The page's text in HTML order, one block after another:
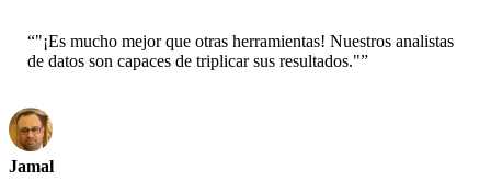
“"¡Es mucho mejor que otras herramientas! Nuestros analistas
de datos son capaces de triplicar sus resultados."”
Jamal